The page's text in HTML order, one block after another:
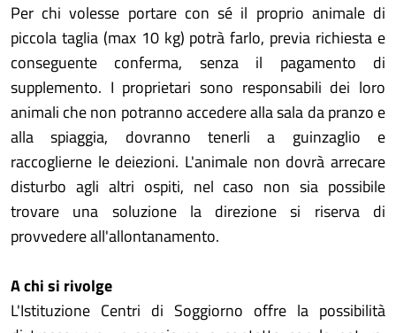
Per chi volesse portare con sé il proprio animale di
piccola taglia (max 10 kg) potrà farlo, previa richiesta e
conseguente conferma, senza il pagamento di
supplemento. I proprietari sono responsabili dei loro
animali che non potranno accedere alla sala da pranzo e
alla spiaggia, dovranno tenerli a guinzaglio e
raccoglierne le deiezioni. L'animale non dovrà arrecare
disturbo agli altri ospiti, nel caso non sia possibile
trovare una soluzione la direzione si riserva di
provvedere all'allontanamento.
A chi si rivolge
L'Istituzione Centri di Soggiorno offre la possibilità